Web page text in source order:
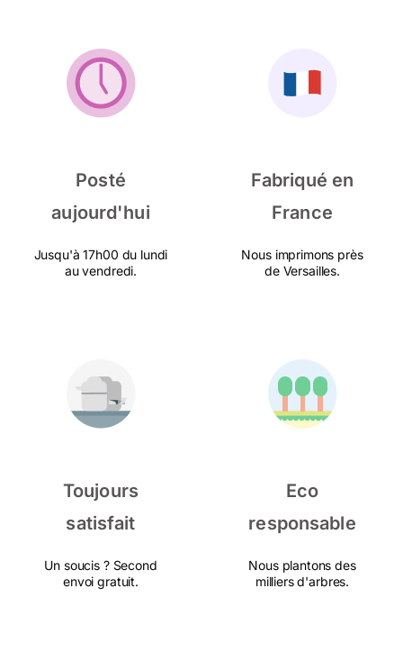
Posté
aujourd'hui
Jusqu'à 17h00 du lundi
au vendredi.
Fabriqué en
France
Nous imprimons près
de Versailles.
Toujours
satisfait
Un soucis ? Second
envoi gratuit.
Eco
responsable
Nous plantons des
milliers d'arbres.